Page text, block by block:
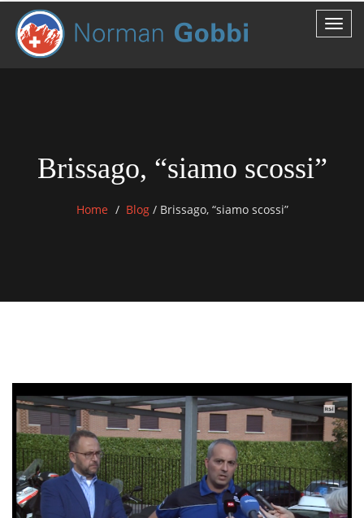
Brissago, “siamo scossi”
Home Blog /Brissago, “siamo scossi”